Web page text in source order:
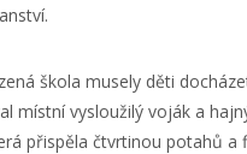
škola musely děti
místní vysloužilý voják a
přispěla čtvrtinou potahů a